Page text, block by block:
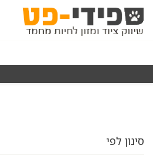
סינון לפי